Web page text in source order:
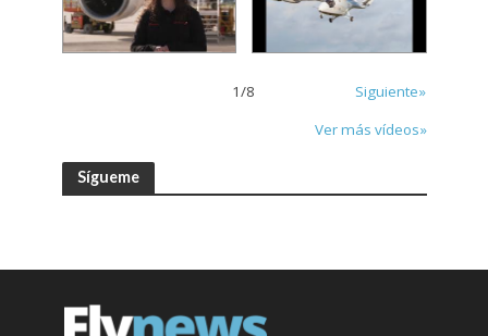
1/8
Siguiente»
Ver más vídeos»
Sígueme